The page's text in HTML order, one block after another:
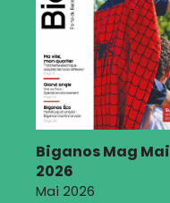
Biganos Mag Mai
2026
Mai 2026